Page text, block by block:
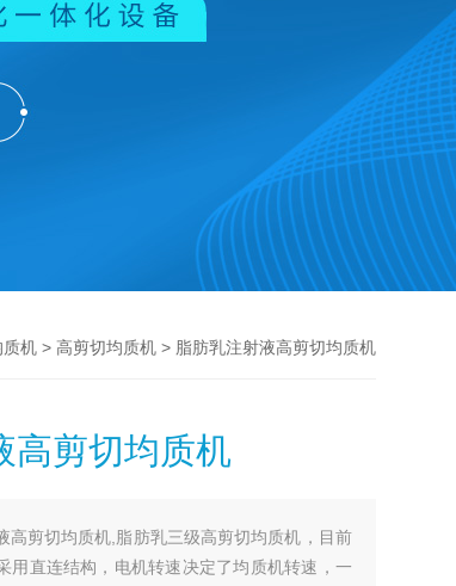
质机> 高剪切均质机> 脂肪乳注射液高剪切均质机
高剪切均质机
高剪切均质机,脂肪乳三级高剪切均质机，目前
用直连结构，电机转速决定了均质机转速，一